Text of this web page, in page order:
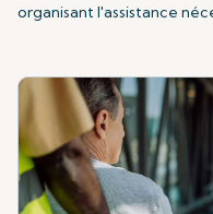
organisant l'assistance